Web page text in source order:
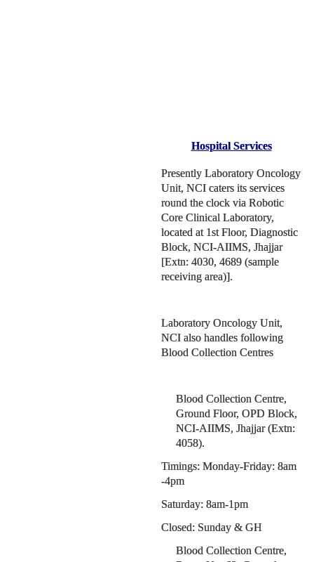
Hospital Services
Presently Laboratory Oncology
Unit, NCI caters its services
round the clock via Robotic
Core Clinical Laboratory,
located at 1st Floor, Diagnostic
Block, NCI-AIIMS, Jhajjar
[Extn: 4030, 4689 (sample
receiving area)].
Laboratory Oncology Unit,
NCI also handles following
Blood Collection Centres
Blood Collection Centre,
Ground Floor, OPD Block,
NCI-AIIMS, Jhajjar (Extn:
4058).
Timings: Monday-Friday: 8am
-4pm
Saturday: 8am-1pm
Closed: Sunday & GH
Blood Collection Centre,